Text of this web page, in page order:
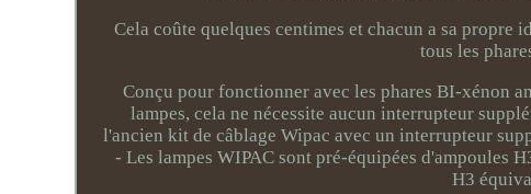
Cela coûte quelques centimes et chacun a sa
tous les
Conçu pour fonctionner avec les phares BI-xénon
lampes, cela ne nécessite aucun interrupteur
l'ancien kit de câblage Wipac avec un interrupteur
- Les lampes WIPAC sont pré-équipées d'ampoules
H3